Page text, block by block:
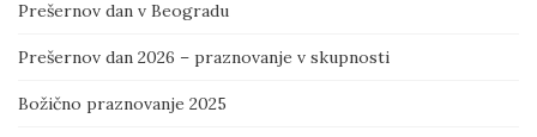
Prešernov dan v Beogradu
Prešernov dan 2026 – praznovanje v skupnosti
Božično praznovanje 2025